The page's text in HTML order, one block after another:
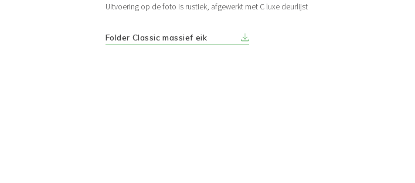
Uitvoering op de foto is rustiek, afgewerkt met C luxe deurlijst
Folder Classic massief eik